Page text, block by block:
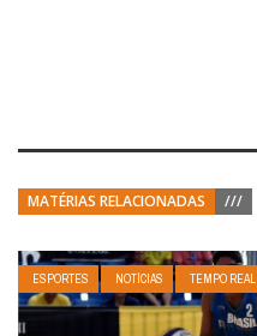
MATÉRIAS RELACIONADAS ///
ESPORTES NOTÍCIAS TEMPO REAL